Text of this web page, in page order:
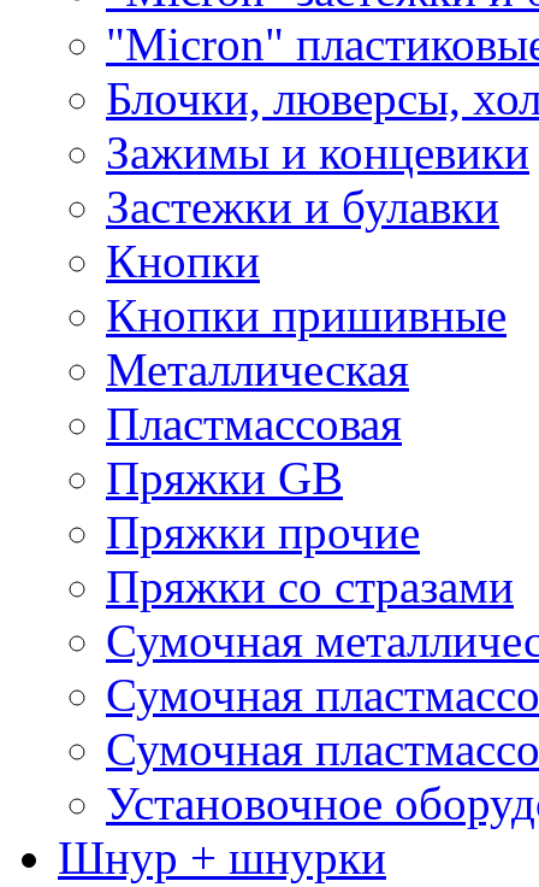
"Micron"
Блочки, люверсы,
Зажимы и концевики
Застежки и булавки
Кнопки
Кнопки пришивные
Металлическая
Пластмассовая
Пряжки GB
Пряжки прочие
Пряжки со стразами
Сумочная
Сумочная
Сумочная
Установочное
Шнур + шнурки